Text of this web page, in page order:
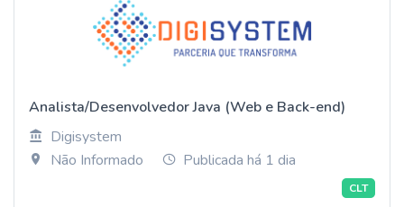
Analista/Desenvolvedor Java (Web e Back-end)
Digisystem
Não Informado
Publicada há 1 dia
CLT